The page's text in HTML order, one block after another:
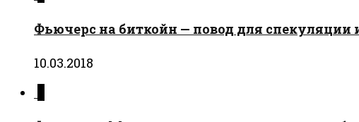
Фьючерс на биткойн — повод для спекуляции
10.03.2018